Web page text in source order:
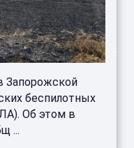
Запорожской
беспилотных
Об этом в
...